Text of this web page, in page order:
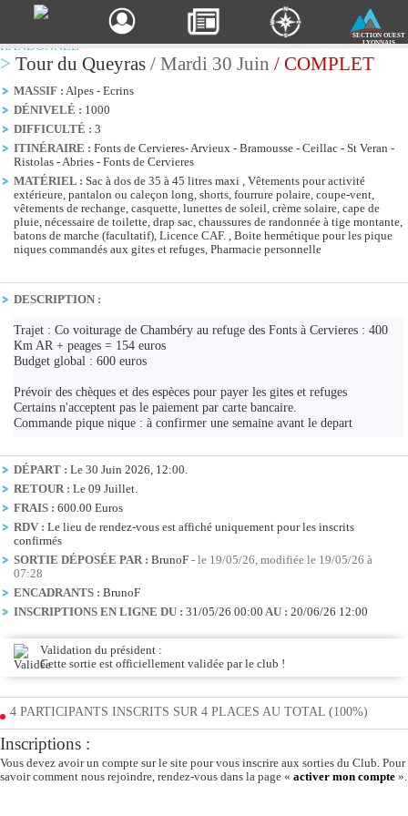
SECTION OUEST
LYONNAIS
RANDONNÉE
> Tour du Queyras / Mardi 30 Juin / COMPLET
MASSIF : Alpes - Ecrins
DÉNIVELÉ : 1000
DIFFICULTÉ : 3
ITINÉRAIRE : Fonts de Cervieres- Arvieux - Bramousse - Ceillac - St Veran -
Ristolas - Abries - Fonts de Cervieres
MATÉRIEL : Sac à dos de 35 à 45 litres maxi , Vêtements pour activité
extérieure, pantalon ou caleçon long, shorts, fourrure polaire, coupe-vent,
vêtements de rechange, casquette, lunettes de soleil, crème solaire, cape de
pluie, nécessaire de toilette, drap sac, chaussures de randonnée à tige montante,
batons de marche (facultatif), Licence CAF. , Boite hermétique pour les pique
niques commandés aux gites et refuges, Pharmacie personnelle
DESCRIPTION :
Trajet : Co voiturage de Chambéry au refuge des Fonts à Cervieres : 400
Km AR + peages = 154 euros
Budget global : 600 euros
Prévoir des chèques et des espèces pour payer les gites et refuges
Certains n'acceptent pas le paiement par carte bancaire.
Commande pique nique : à confirmer une semaine avant le depart
DÉPART : Le 30 Juin 2026, 12:00.
RETOUR : Le 09 Juillet.
FRAIS : 600.00 Euros
RDV : Le lieu de rendez-vous est affiché uniquement pour les inscrits
confirmés
SORTIE DÉPOSÉE PAR : BrunoF - le 19/05/26, modifiée le 19/05/26 à
07:28
ENCADRANTS : BrunoF
INSCRIPTIONS EN LIGNE DU : 31/05/26 00:00 AU : 20/06/26 12:00
Validation du président :
Cette sortie est officiellement validée par le club !
4 PARTICIPANTS INSCRITS SUR 4 PLACES AU TOTAL (100%)
Inscriptions :
Vous devez avoir un compte sur le site pour vous inscrire aux sorties du Club. Pour
savoir comment nous rejoindre, rendez-vous dans la page « activer mon compte ».